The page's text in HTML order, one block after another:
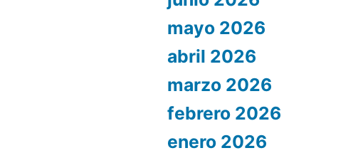
mayo 2026
abril 2026
marzo 2026
febrero 2026
enero 2026